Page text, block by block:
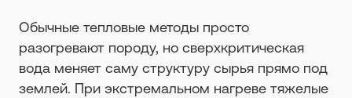
Обычные тепловые методы просто
разогревают породу, но сверхкритическая
вода меняет саму структуру сырья прямо под
землей. При экстремальном нагреве тяжелые